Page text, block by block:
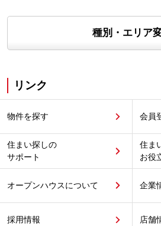
種別・エリア
リンク
物件を探す 会員
住まい探しの
サポート
住ま
お役
オープンハウスについて 企業
採用情報 店舗